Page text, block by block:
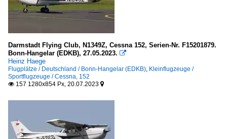
Darmstadt Flying Club, N1349Z, Cessna 152, Serien-Nr. F15201879.
Bonn-Hangelar (EDKB), 27.05.2023. 
Heinz Haege
Flugplätze / Deutschland / Bonn-Hangelar (EDKB), Kleinflugzeuge /
Sportflugzeuge / Cessna, 152
 157 1280x854 Px, 20.07.2023 